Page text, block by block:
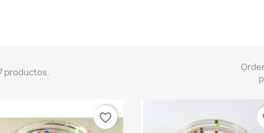
productos.
favorite_border